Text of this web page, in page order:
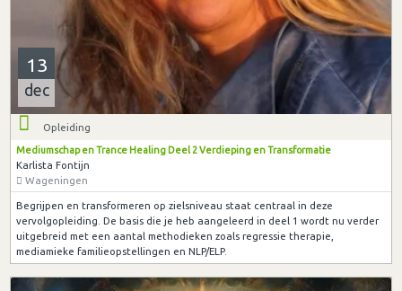
13
dec
Opleiding
Mediumschap en Trance Healing Deel 2 Verdieping en Transformatie
Karlista Fontijn
Wageningen
Begrijpen en transformeren op zielsniveau staat centraal in deze
vervolgopleiding. De basis die je heb aangeleerd in deel 1 wordt nu verder
uitgebreid met een aantal methodieken zoals regressie therapie,
mediamieke familieopstellingen en NLP/ELP.